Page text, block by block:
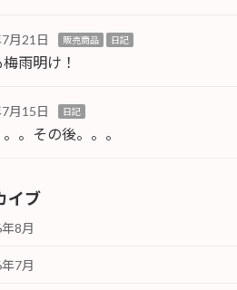
月21日 販売商品 日記
雨明け！
月15日 日記
。その後。。。
イブ
8月
7月